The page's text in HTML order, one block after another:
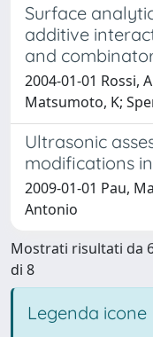
Surface
additive
and
2004-01-01 Rossi,
Matsumoto, K;
Ultrasonic
modifications
2009-01-01 Pau,
Antonio
Mostrati risultati da
di 8
Legenda icone